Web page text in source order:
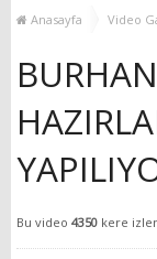
AÇILIYOR!
Anasayfa Video
Bu video 4350 kere